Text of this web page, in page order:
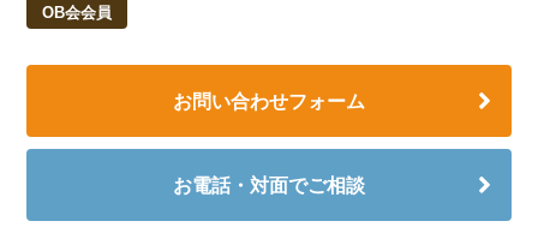
OB会会員
お問い合わせフォーム
お電話・対面でご相談